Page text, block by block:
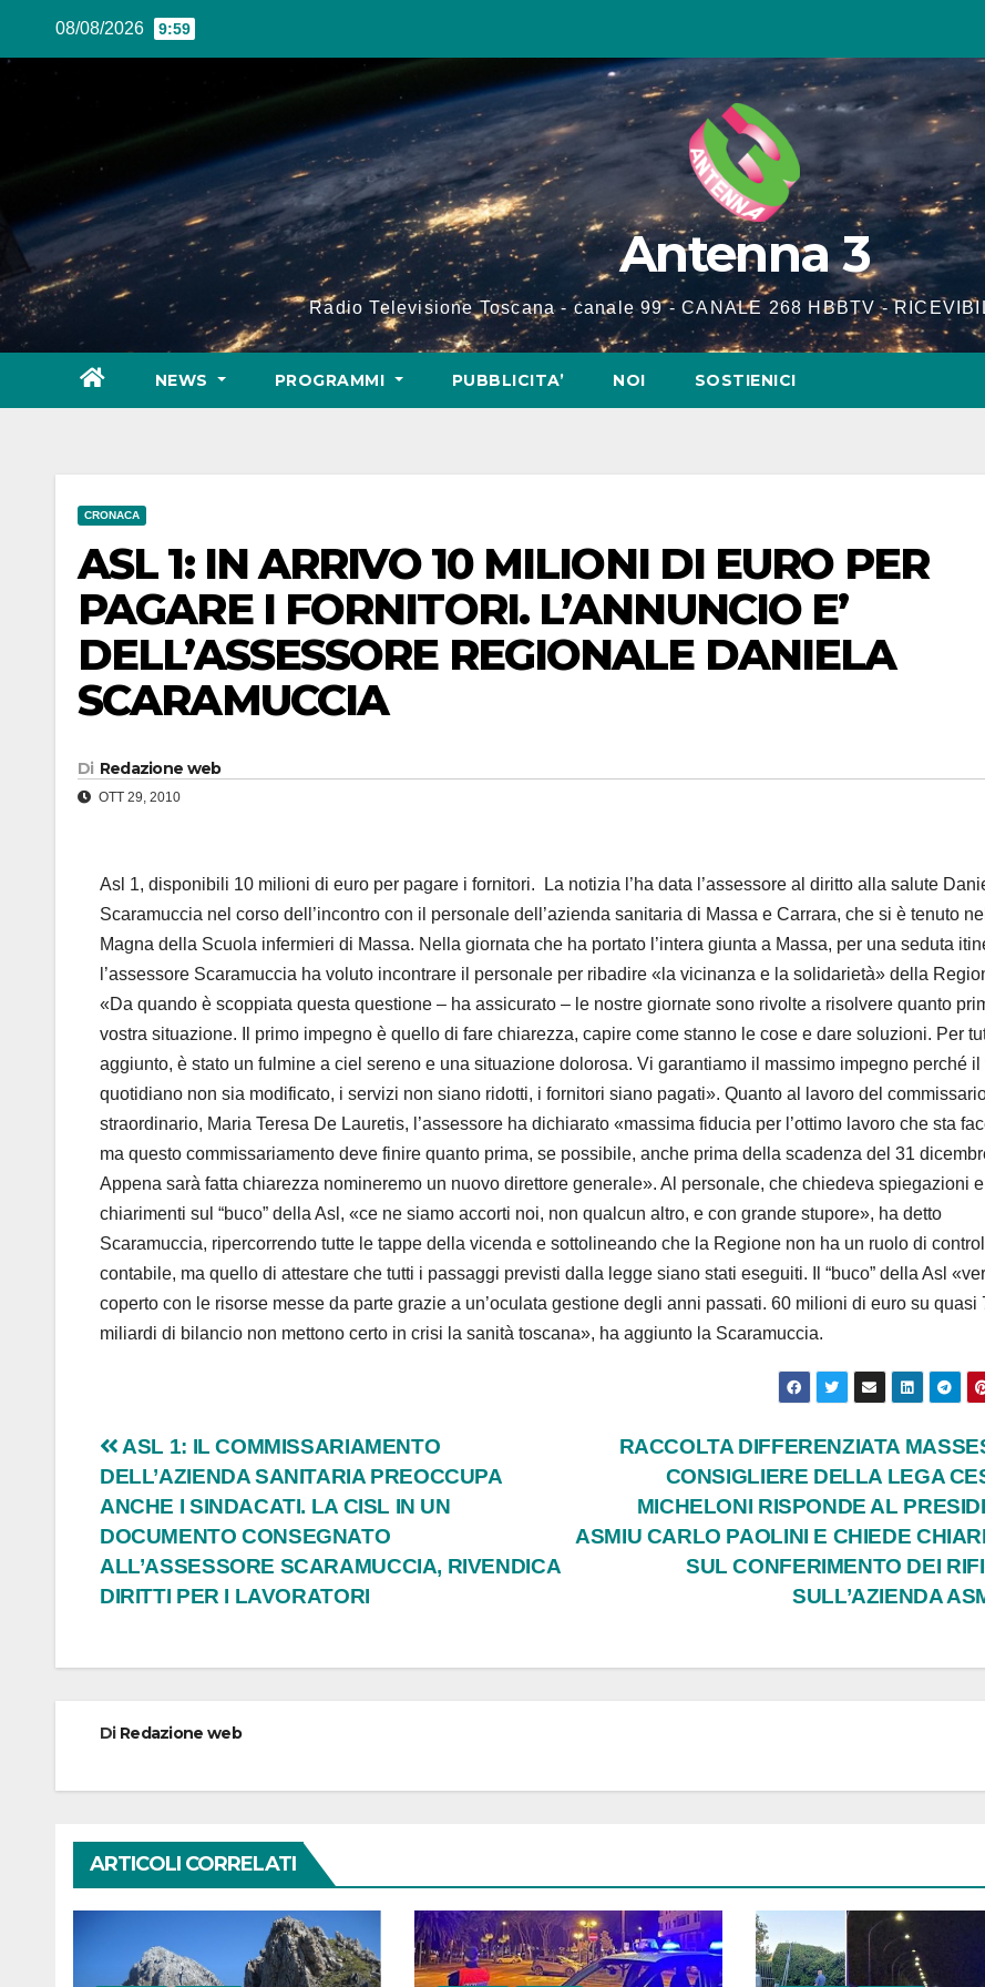
08/08/2026 9:59
Antenna 3
Radio Televisione Toscana - canale 99 - CANALE 268 HBBTV -
NEWS PROGRAMMI PUBBLICITA’ NOI SOSTIENICI
CRONACA
ASL 1: IN ARRIVO 10 MILIONI DI EURO PER
PAGARE I FORNITORI. L’ANNUNCIO E’
DELL’ASSESSORE REGIONALE DANIELA
SCARAMUCCIA
Di Redazione web
OTT 29, 2010
Asl 1, disponibili 10 milioni di euro per pagare i fornitori. La notizia l’ha data l’assessore al diritto alla salute
Scaramuccia nel corso dell’incontro con il personale dell’azienda sanitaria di Massa e Carrara, che si è tenuto
Magna della Scuola infermieri di Massa. Nella giornata che ha portato l’intera giunta a Massa, per una seduta
l’assessore Scaramuccia ha voluto incontrare il personale per ribadire «la vicinanza e la solidarietà» della
«Da quando è scoppiata questa questione – ha assicurato – le nostre giornate sono rivolte a risolvere quanto
vostra situazione. Il primo impegno è quello di fare chiarezza, capire come stanno le cose e dare soluzioni. Per
aggiunto, è stato un fulmine a ciel sereno e una situazione dolorosa. Vi garantiamo il massimo impegno perché il
quotidiano non sia modificato, i servizi non siano ridotti, i fornitori siano pagati». Quanto al lavoro del
straordinario, Maria Teresa De Lauretis, l’assessore ha dichiarato «massima fiducia per l’ottimo lavoro che sta
ma questo commissariamento deve finire quanto prima, se possibile, anche prima della scadenza del 31
Appena sarà fatta chiarezza nomineremo un nuovo direttore generale». Al personale, che chiedeva spiegazioni e
chiarimenti sul “buco” della Asl, «ce ne siamo accorti noi, non qualcun altro, e con grande stupore», ha detto
Scaramuccia, ripercorrendo tutte le tappe della vicenda e sottolineando che la Regione non ha un ruolo di
contabile, ma quello di attestare che tutti i passaggi previsti dalla legge siano stati eseguiti. Il “buco” della Asl
coperto con le risorse messe da parte grazie a un’oculata gestione degli anni passati. 60 milioni di euro su quasi
miliardi di bilancio non mettono certo in crisi la sanità toscana», ha aggiunto la Scaramuccia.
Navigazione
articoli
RACCOLTA DIFFERENZIATA
CONSIGLIERE DELLA LEGA
MICHELONI RISPONDE AL
ASMIU CARLO PAOLINI E CHIEDE
SUL CONFERIMENTO DEI
SULL’AZIENDA
ASL 1: IL COMMISSARIAMENTO
DELL’AZIENDA SANITARIA PREOCCUPA
ANCHE I SINDACATI. LA CISL IN UN
DOCUMENTO CONSEGNATO
ALL’ASSESSORE SCARAMUCCIA, RIVENDICA
DIRITTI PER I LAVORATORI
Di Redazione web
ARTICOLI CORRELATI